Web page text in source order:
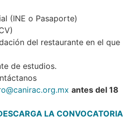
(INE o Pasaporte)
del restaurante en el que
de estudios.
antes del 18
LA CONVOCATORIA